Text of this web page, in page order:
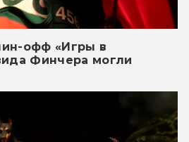
офф «Игры в
Финчера могли